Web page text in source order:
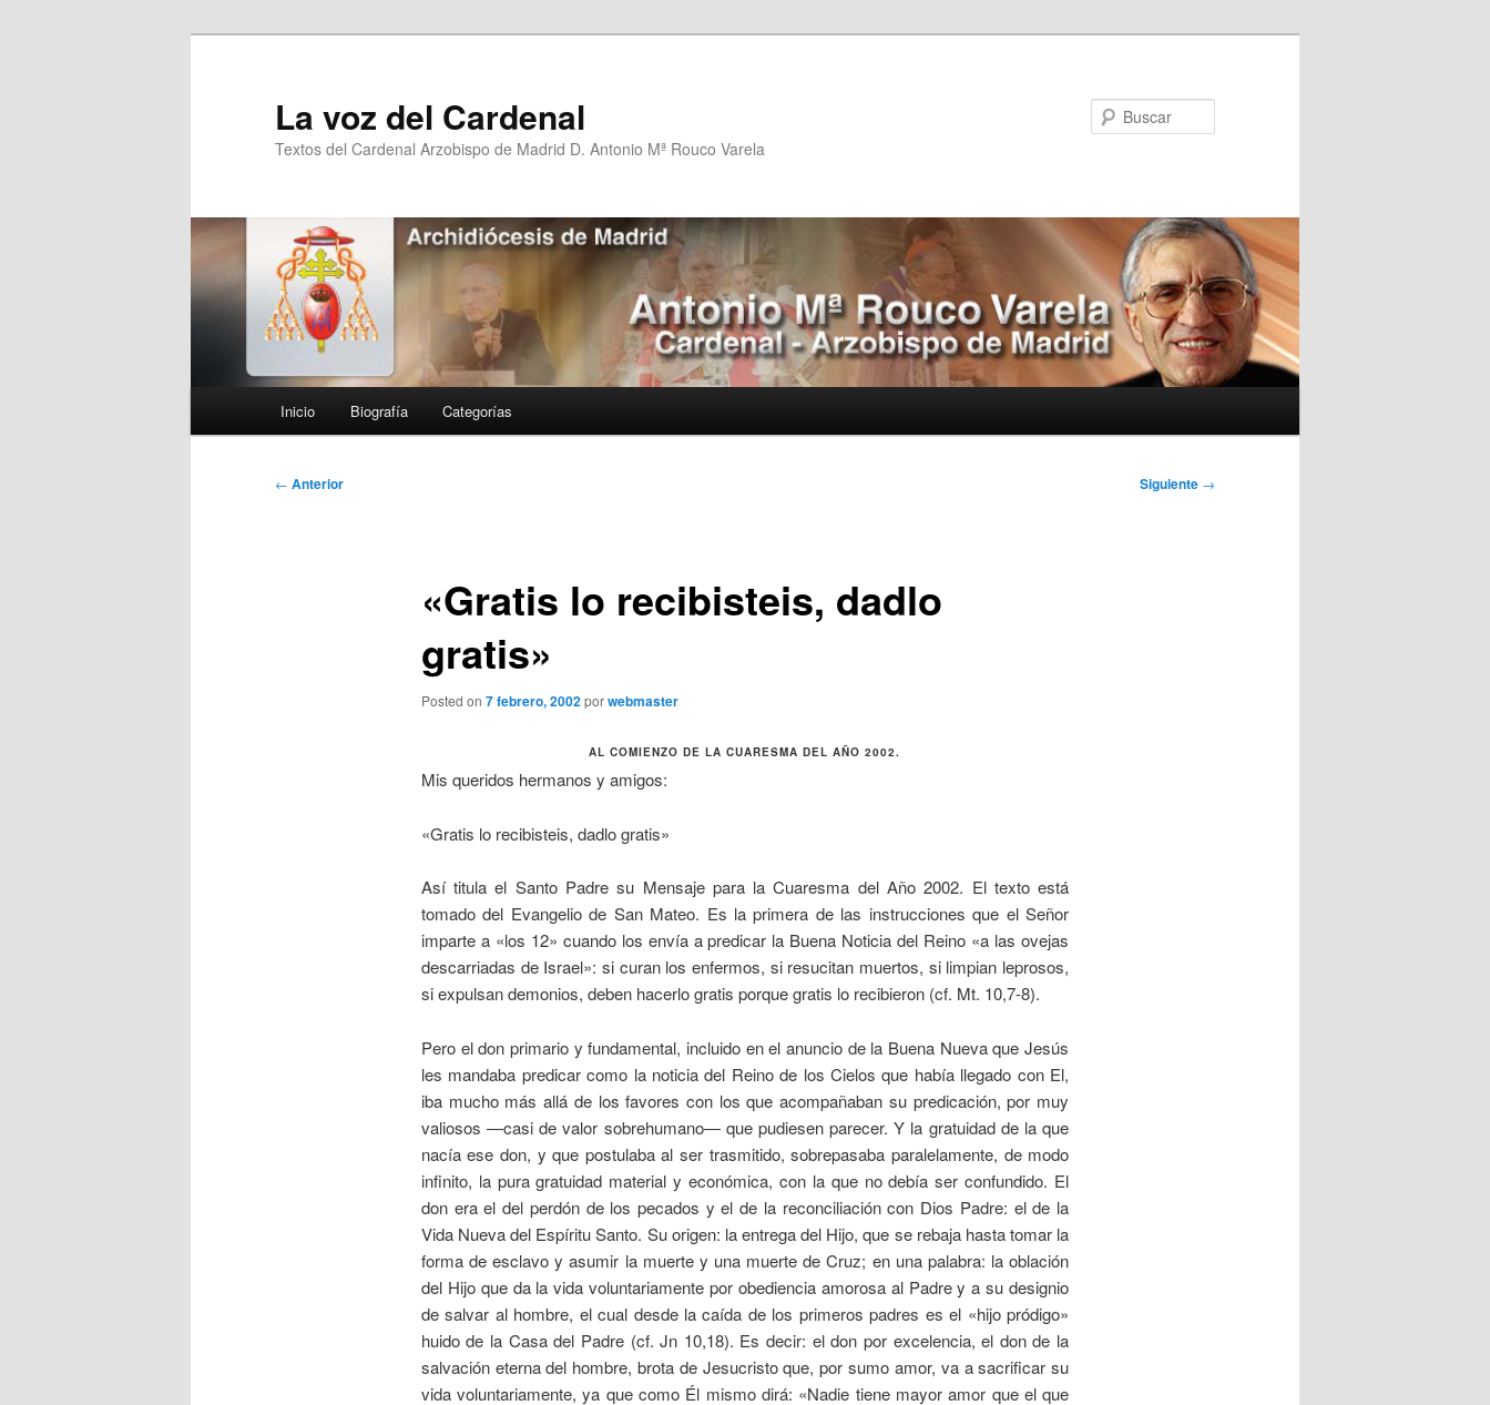
La voz del Cardenal
Textos del Cardenal Arzobispo de Madrid D. Antonio Mª Rouco Varela
Inicio Biografía Categorías
Navegación
← Anterior Siguiente →
«Gratis lo recibisteis, dadlo
gratis»
Posted on 7 febrero, 2002porwebmaster
AL COMIENZO DE LA CUARESMA DEL AÑO 2002.
Mis queridos hermanos y amigos:
«Gratis lo recibisteis, dadlo gratis»
Así titula el Santo Padre su Mensaje para la Cuaresma del Año 2002. El texto está
tomado del Evangelio de San Mateo. Es la primera de las instrucciones que el Señor
imparte a «los 12» cuando los envía a predicar la Buena Noticia del Reino «a las ovejas
descarriadas de Israel»: si curan los enfermos, si resucitan muertos, si limpian leprosos,
si expulsan demonios, deben hacerlo gratis porque gratis lo recibieron (cf. Mt. 10,7-8).
Pero el don primario y fundamental, incluido en el anuncio de la Buena Nueva que Jesús
les mandaba predicar como la noticia del Reino de los Cielos que había llegado con El,
iba mucho más allá de los favores con los que acompañaban su predicación, por muy
valiosos —casi de valor sobrehumano— que pudiesen parecer. Y la gratuidad de la que
nacía ese don, y que postulaba al ser trasmitido, sobrepasaba paralelamente, de modo
infinito, la pura gratuidad material y económica, con la que no debía ser confundido. El
don era el del perdón de los pecados y el de la reconciliación con Dios Padre: el de la
Vida Nueva del Espíritu Santo. Su origen: la entrega del Hijo, que se rebaja hasta tomar la
forma de esclavo y asumir la muerte y una muerte de Cruz; en una palabra: la oblación
del Hijo que da la vida voluntariamente por obediencia amorosa al Padre y a su designio
de salvar al hombre, el cual desde la caída de los primeros padres es el «hijo pródigo»
huido de la Casa del Padre (cf. Jn 10,18). Es decir: el don por excelencia, el don de la
salvación eterna del hombre, brota de Jesucristo que, por sumo amor, va a sacrificar su
vida voluntariamente, ya que como Él mismo dirá: «Nadie tiene mayor amor que el que